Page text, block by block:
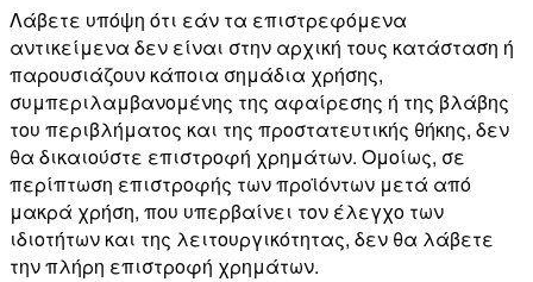
Λάβετε υπόψη ότι εάν τα επιστρεφόμενα
αντικείμενα δεν είναι στην αρχική τους κατάσταση ή
παρουσιάζουν κάποια σημάδια χρήσης,
συμπεριλαμβανομένης της αφαίρεσης ή της βλάβης
του περιβλήματος και της προστατευτικής θήκης, δεν
θα δικαιούστε επιστροφή χρημάτων. Ομοίως, σε
περίπτωση επιστροφής των προϊόντων μετά από
μακρά χρήση, που υπερβαίνει τον έλεγχο των
ιδιοτήτων και της λειτουργικότητας, δεν θα λάβετε
την πλήρη επιστροφή χρημάτων.